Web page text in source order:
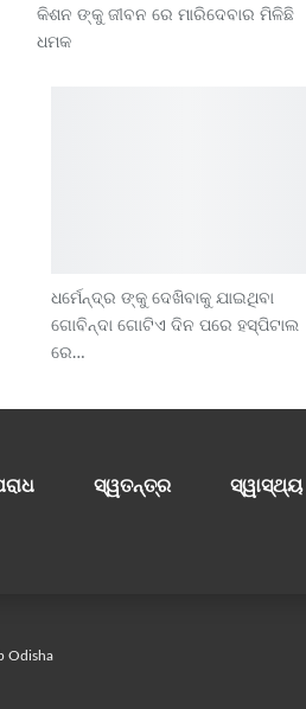
କିଶନ ଙ୍କୁ ଜୀବନ ରେ ମାରିଦେବାର ମିଳିଛି
ଧମକ
ଧର୍ମେନ୍ଦ୍ର ଙ୍କୁ ଦେଖିବାକୁ ଯାଇଥିବା
ଗୋବିନ୍ଦା ଗୋଟିଏ ଦିନ ପରେ ହସ୍ପିଟାଲ
ରେ…
ସ୍ୱତନ୍ତ୍ର ସ୍ୱାସ୍ଥ୍ୟ
Odisha